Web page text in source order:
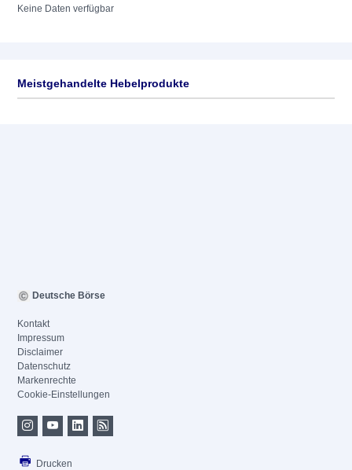
Keine Daten verfügbar
Meistgehandelte Hebelprodukte
Deutsche Börse
Kontakt
Impressum
Disclaimer
Datenschutz
Markenrechte
Cookie-Einstellungen
Drucken